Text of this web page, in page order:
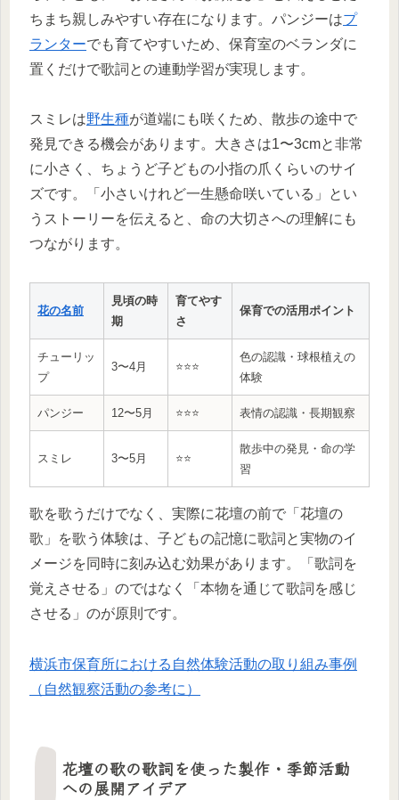
ちまち親しみやすい存在になります。パンジーはプ
ランターでも育てやすいため、保育室のベランダに
置くだけで歌詞との連動学習が実現します。
スミレは野生種が道端にも咲くため、散歩の途中で
発見できる機会があります。大きさは1〜3cmと非常
に小さく、ちょうど子どもの小指の爪くらいのサイ
ズです。「小さいけれど一生懸命咲いている」とい
うストーリーを伝えると、命の大切さへの理解にも
つながります。
花の名前
見頃の時
期
育てやす
さ
保育での活用ポイント
チューリッ
プ
3〜4月 ⭐⭐⭐
色の認識・球根植えの
体験
パンジー 12〜5月 ⭐⭐⭐ 表情の認識・長期観察
スミレ 3〜5月 ⭐⭐
散歩中の発見・命の学
習
歌を歌うだけでなく、実際に花壇の前で「花壇の
歌」を歌う体験は、子どもの記憶に歌詞と実物のイ
メージを同時に刻み込む効果があります。「歌詞を
覚えさせる」のではなく「本物を通じて歌詞を感じ
させる」のが原則です。
横浜市保育所における自然体験活動の取り組み事例
（自然観察活動の参考に）
花壇の歌の歌詞を使った製作・季節活動
への展開アイデア